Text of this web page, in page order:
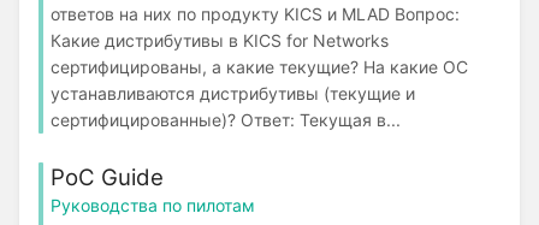
ответов на них по продукту KICS и MLAD Вопрос:
Какие дистрибутивы в KICS for Networks
сертифицированы, а какие текущие? На какие ОС
устанавливаются дистрибутивы (текущие и
сертифицированные)? Ответ: Текущая в...
PoC Guide
Руководства по пилотам